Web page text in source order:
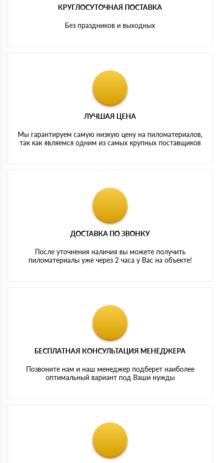
КРУГЛОСУТОЧНАЯ ПОСТАВКА
Без праздников и выходных
ЛУЧШАЯ ЦЕНА
Мы гарантируем самую низкую цену на пиломатериалов,
так как являемся одним из самых крупных поставщиков
ДОСТАВКА ПО ЗВОНКУ
После уточнения наличия вы можете получить
пиломатериалы уже через 2 часа у Вас на объекте!
БЕСПЛАТНАЯ КОНСУЛЬТАЦИЯ МЕНЕДЖЕРА
Позвоните нам и наш менеджер подберет наиболее
оптимальный вариант под Ваши нужды